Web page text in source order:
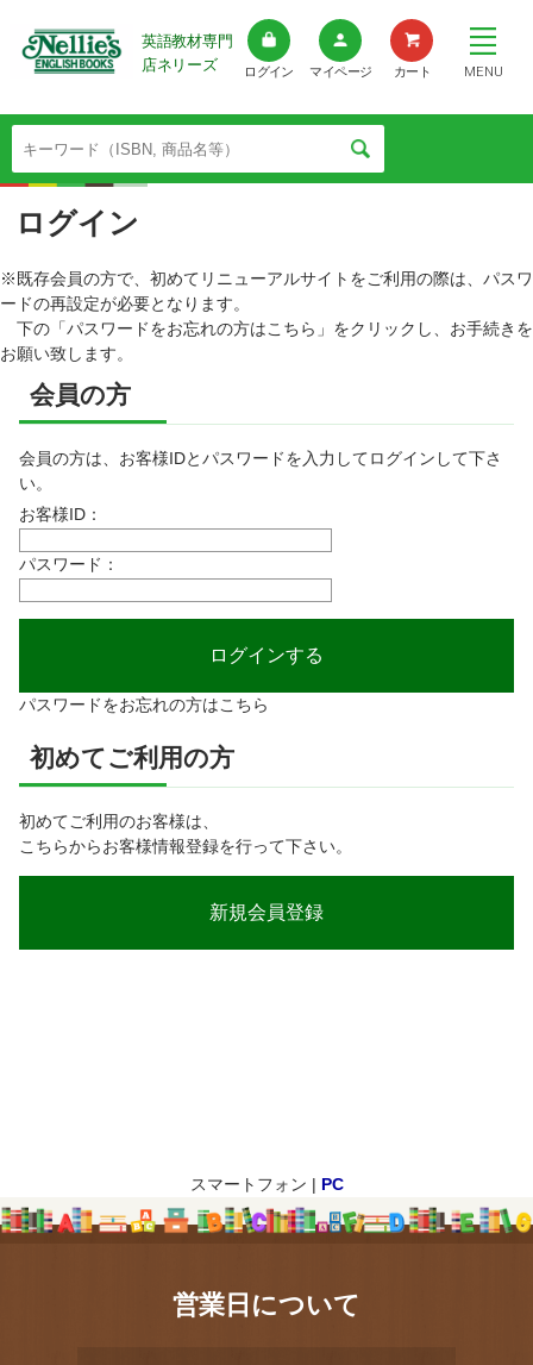
英語教材専門
店ネリーズ
ログイン マイページ カート MENU
ログイン
※既存会員の方で、初めてリニューアルサイトをご利用の際は、パスワ
ードの再設定が必要となります。
下の「パスワードをお忘れの方はこちら」をクリックし、お手続きを
お願い致します。
会員の方
会員の方は、お客様IDとパスワードを入力してログインして下さ
い。
お客様ID：
パスワード：
パスワードをお忘れの方はこちら
初めてご利用の方
初めてご利用のお客様は、
こちらからお客様情報登録を行って下さい。
スマートフォン | PC
営業日について